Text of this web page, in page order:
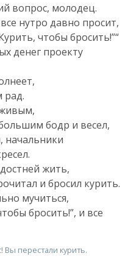
вопрос, молодец.
нутро давно просит,
чтобы бросить!”“
денег проекту
бодр и весел,
начальники
жить,
и бросил курить.
мучиться,
бросить!”, и все
Вы перестали курить.